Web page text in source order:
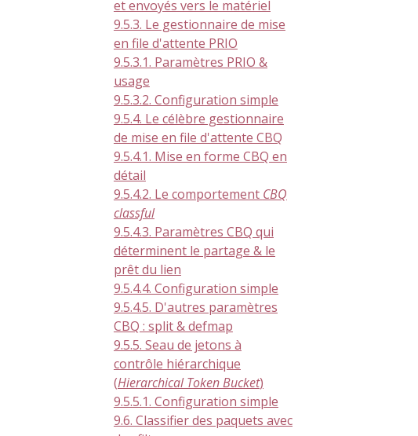
et envoyés vers le matériel
9.5.3. Le gestionnaire de mise
en file d'attente PRIO
9.5.3.1. Paramètres PRIO &
usage
9.5.3.2. Configuration simple
9.5.4. Le célèbre gestionnaire
de mise en file d'attente CBQ
9.5.4.1. Mise en forme CBQ en
détail
9.5.4.2. Le comportement CBQ
classful
9.5.4.3. Paramètres CBQ qui
déterminent le partage & le
prêt du lien
9.5.4.4. Configuration simple
9.5.4.5. D'autres paramètres
CBQ : split & defmap
9.5.5. Seau de jetons à
contrôle hiérarchique
(Hierarchical Token Bucket)
9.5.5.1. Configuration simple
9.6. Classifier des paquets avec